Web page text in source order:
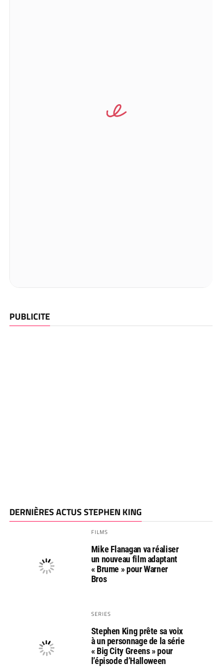
PUBLICITE
DERNIÈRES ACTUS STEPHEN KING
FILMS
Mike Flanagan va réaliser
un nouveau film adaptant
« Brume » pour Warner
Bros
SERIES
Stephen King prête sa voix
à un personnage de la série
« Big City Greens » pour
l’épisode d’Halloween